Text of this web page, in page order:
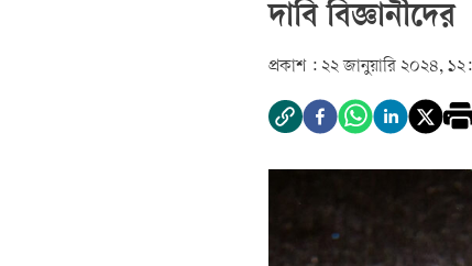
দাবি বিজ্ঞানীদের
প্রকাশ : ২২ জানুয়ারি ২০২৪,